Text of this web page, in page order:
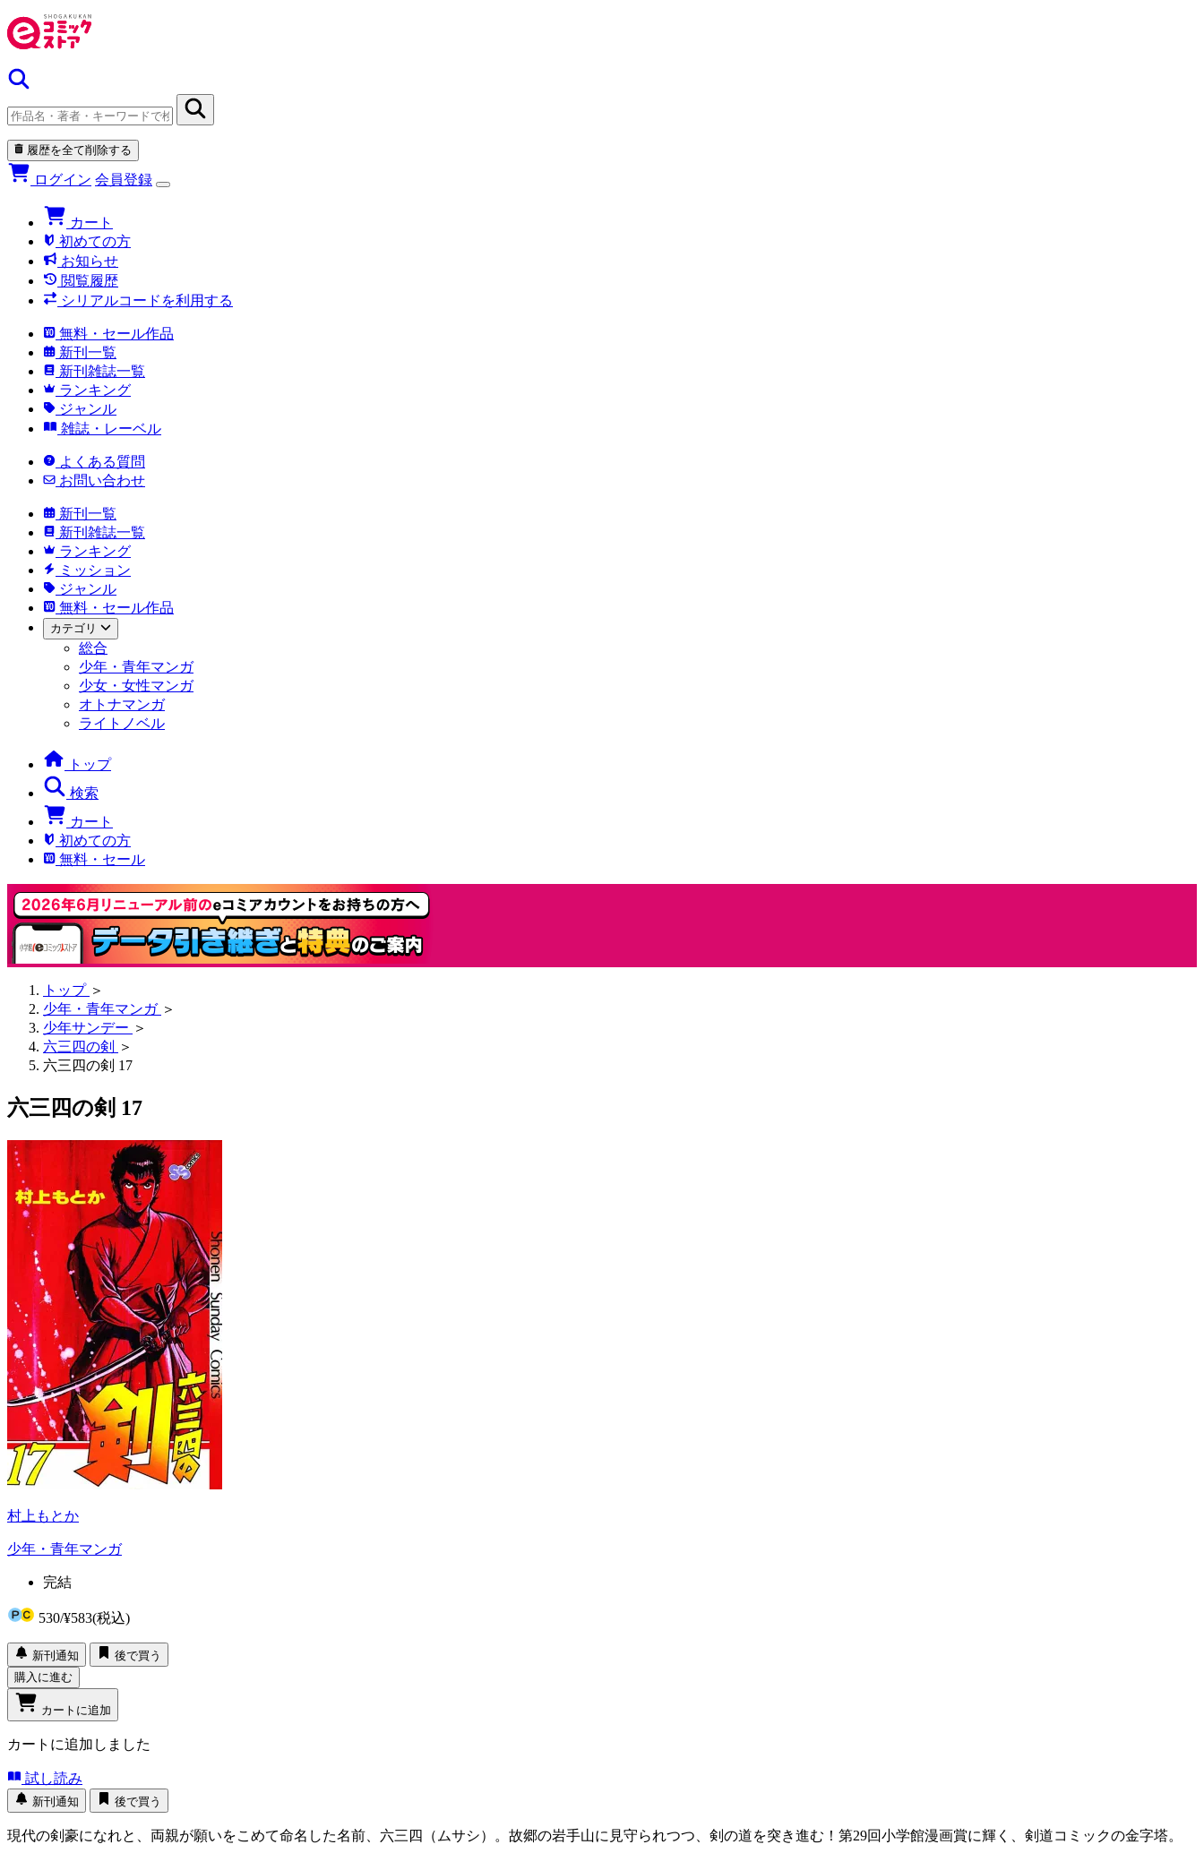
履歴を全て削除する
ログイン 会員登録
カート
初めての方
お知らせ
閲覧履歴
シリアルコードを利用する
無料・セール作品
新刊一覧
新刊雑誌一覧
ランキング
ジャンル
雑誌・レーベル
よくある質問
お問い合わせ
新刊一覧
新刊雑誌一覧
ランキング
ミッション
ジャンル
無料・セール作品
カテゴリ
総合
少年・青年マンガ
少女・女性マンガ
オトナマンガ
ライトノベル
トップ
検索
カート
初めての方
無料・セール
トップ ＞
少年・青年マンガ ＞
少年サンデー ＞
六三四の剣
＞
六三四の剣 17
六三四の剣 17
村上もとか
少年・青年マンガ
完結
530/¥583(税込)
新刊通知
後で買う
購入に進む
カートに追加
カートに追加しました
試し読み
新刊通知 後で買う
現代の剣豪になれと、両親が願いをこめて命名した名前、六三四（ムサシ）。故郷の岩手山に見守られつつ、剣の道を突き進む！第29回小学館漫画賞に輝く、剣道コミックの金字塔。